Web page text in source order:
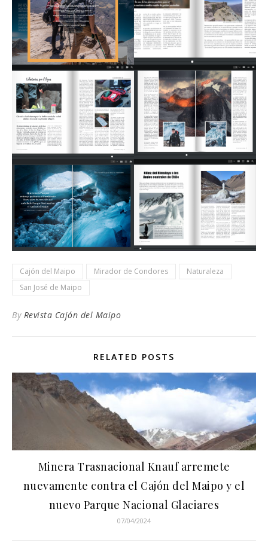
Cajón del Maipo Mirador de Condores
Naturaleza
San José de Maipo
By Revista Cajón del Maipo
RELATED POSTS
Minera Trasnacional Knauf arremete
nuevamente contra el Cajón del Maipo y el
nuevo Parque Nacional Glaciares
07/04/2024